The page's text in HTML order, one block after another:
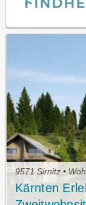
9571 Sirnitz •
Kärnten